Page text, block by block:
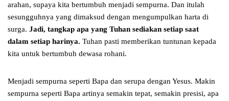
arahan, supaya kita bertumbuh menjadi sempurna. Dan itulah
sesungguhnya yang dimaksud dengan mengumpulkan harta di
surga. Jadi, tangkap apa yang Tuhan sediakan setiap saat
dalam setiap harinya. Tuhan pasti memberikan tuntunan kepada
kita untuk bertumbuh dewasa rohani.
Menjadi sempurna seperti Bapa dan serupa dengan Yesus. Makin
sempurna seperti Bapa artinya semakin tepat, semakin presisi, apa